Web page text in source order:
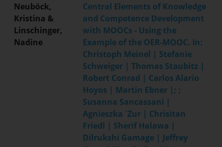
Neuböck,
Kristina &
Linschinger,
Nadine
Central Elements of Knowledge
and Competence Development
with MOOCs - Using the
Example of the OER-MOOC. In:
Christoph Meinel | Stefanie
Schweiger | Thomas Staubitz |
Robert Conrad | Carlos Alario
Hoyos | Martin Ebner |; ;
Susanna Sancassani |
Agnieszka ˙Zur | Chrisitan
Friedl | Sherif Halawa |
Dilrukshi Gamage | Jeffrey